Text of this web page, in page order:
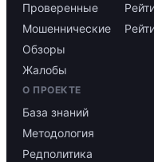
Проверенные
Мошеннические
Обзоры
Жалобы
О ПРОЕКТЕ
База знаний
Методология
Редполитика